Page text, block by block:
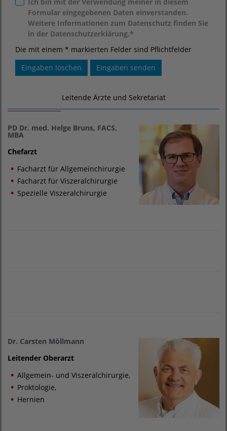
Formular eingegebenen Daten einverstanden.
Weitere Informationen zum Datenschutz finden Sie
in der Datenschutzerklärung.*
Die mit einem * markierten Felder sind Pflichtfelder
Leitende Ärzte und Sekretariat
PD Dr. med. Helge Bruns, FACS,
MBA
Chefarzt
Facharzt für Allgemeinchirurgie
Facharzt für Viszeralchirurgie
Spezielle Viszeralchirurgie
Dr. Carsten Möllmann
Leitender Oberarzt
Allgemein- und Viszeralchirurgie,
Proktologie,
Hernien